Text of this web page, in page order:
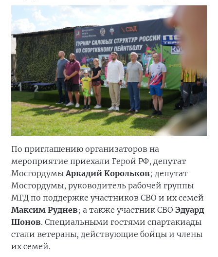
По приглашению организаторов на
мероприятие приехали Герой РФ, депутат
МосгордумыАркадий Корольков; депутат
Мосгордумы, руководитель рабочей группы
МГД по поддержке участников СВО и их семей
Максим Руднев; а также участник СВО Эдуард
Шонов. Специальными гостями спартакиады
стали ветераны, действующие бойцы и члены
их семей.